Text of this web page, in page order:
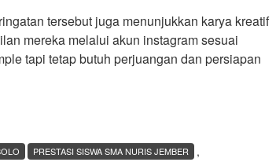
tersebut juga menunjukkan karya kreatif
mereka melalui akun instagram sesuai
tapi tetap butuh perjuangan dan persiapan
,
PRESTASI SISWA SMA NURIS JEMBER